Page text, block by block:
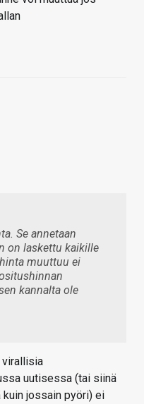
Se annetaan
on laskettu kaikille
muuttuu ei
kannalta ole
virallisia
uutisessa (tai siinä
jossain pyöri) ei